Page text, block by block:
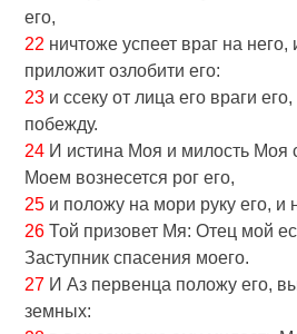
eго,
22 ничтоже успеет враг на
приложит озлобити eго:
23 и ссеку от лица eго враги
побежду.
24 И истина Моя и милость Моя
Моем вознесется рог eго,
25 и положу на мори руку eго, и
26 Той призовет Мя: Отец мой
Заступник спасения моего.
27 И Аз первенца положу eго,
земных: